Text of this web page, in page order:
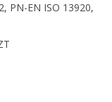
PN-EN ISO 13920,